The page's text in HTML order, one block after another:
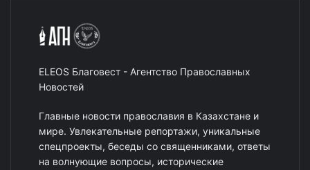
ELEOS Благовест - Агентство Православных
Новостей
Главные новости православия в Казахстане и
мире. Увлекательные репортажи, уникальные
спецпроекты, беседы со священниками, ответы
на волнующие вопросы, исторические